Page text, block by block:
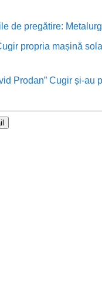
de pregătire:
propria mașină
Prodan” Cugir și-au